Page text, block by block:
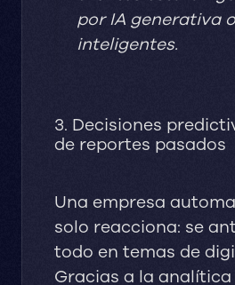
por IA generativa
inteligentes.
3. Decisiones
de reportes pasados
Una empresa
solo reacciona: se
todo en temas de
Gracias a la